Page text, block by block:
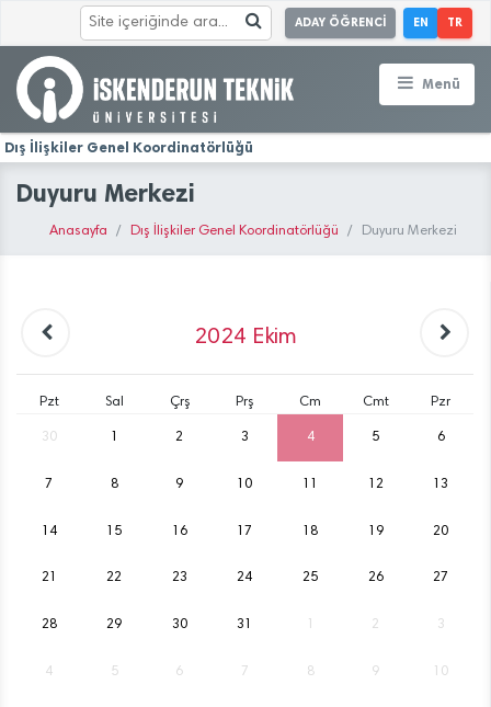
ADAY ÖĞRENCİ EN TR
Menü
Dış İlişkiler Genel Koordinatörlüğü
Duyuru Merkezi
Anasayfa Dış İlişkiler Genel Koordinatörlüğü Duyuru Merkezi
2024 Ekim
Pzt Sal Çrş Prş Cm Cmt Pzr
30 2 3 4 5 6
7 8 9 10 12 13
14 15 16 17 18 19 20
21 22 23 24 25 26 27
28 29 30 31 2 3
4 5 6 7 8 9 10